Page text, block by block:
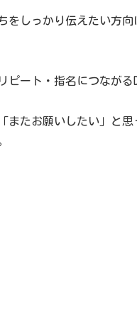
をしっかり伝えたい方
ピート・指名につながる
またお願いしたい」と